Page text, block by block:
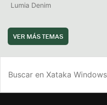
Lumia Denim
VER MÁS TEMAS